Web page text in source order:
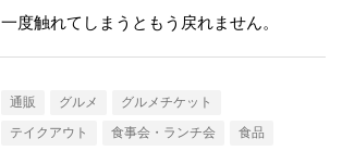
一度触れてしまうともう戻れません。
通販 グルメ グルメチケット
テイクアウト 食事会・ランチ会 食品